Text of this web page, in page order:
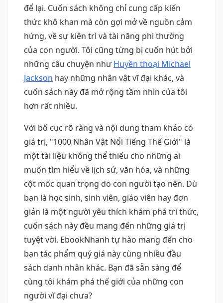
để lại. Cuốn sách không chỉ cung cấp kiến
thức khô khan mà còn gợi mở về nguồn cảm
hứng, về sự kiên trì và tài năng phi thường
của con người. Tôi cũng từng bị cuốn hút bởi
những câu chuyện nhưHuyền thoại Michael
Jackson hay những nhân vật vĩ đại khác, và
cuốn sách này đã mở rộng tầm nhìn của tôi
hơn rất nhiều.
Với bố cục rõ ràng và nội dung tham khảo có
giá trị, "1000 Nhân Vật Nổi Tiếng Thế Giới" là
một tài liệu không thể thiếu cho những ai
muốn tìm hiểu về lịch sử, văn hóa, và những
cột mốc quan trọng do con người tạo nên. Dù
bạn là học sinh, sinh viên, giáo viên hay đơn
giản là một người yêu thích khám phá tri thức,
cuốn sách này đều mang đến những giá trị
tuyệt vời. EbookNhanh tự hào mang đến cho
bạn tác phẩm quý giá này cùng nhiều đầu
sách danh nhân khác. Bạn đã sẵn sàng để
cùng tôi khám phá thế giới của những con
người vĩ đại chưa?